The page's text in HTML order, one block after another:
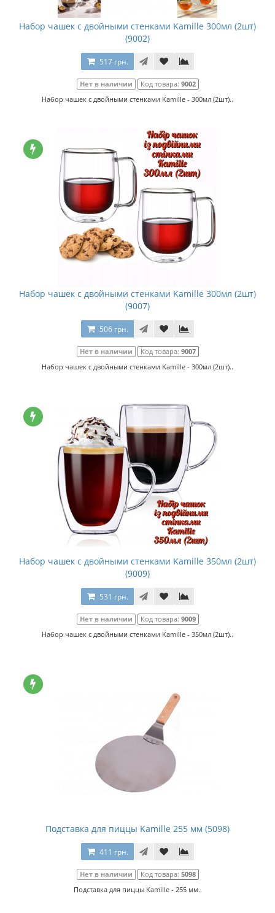
Набор чашек с двойными стенками Kamille 300мл (2шт)
(9002)
517 грн.
Нет в наличии Код товара: 9002
Набор чашек с двойными стенками Kamille - 300мл (2шт)..
Набор чашек с двойными стенками Kamille 300мл (2шт)
(9007)
506 грн.
Нет в наличии Код товара: 9007
Набор чашек с двойными стенками Kamille - 300мл (2шт)..
Набор чашек с двойными стенками Kamille 350мл (2шт)
(9009)
531 грн.
Нет в наличии Код товара: 9009
Набор чашек с двойными стенками Kamille - 350мл (2шт)..
Подставка для пиццы Kamille 255 мм (5098)
411 грн.
Нет в наличии Код товара: 5098
Подставка для пиццы Kamille - 255 мм..